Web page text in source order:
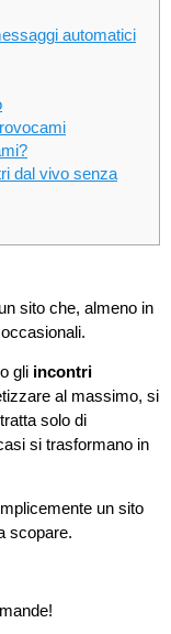
automatici
dal vivo senza
sito che, almeno in
gli incontri
al massimo, si
solo di
si trasformano in
un sito
scopare.